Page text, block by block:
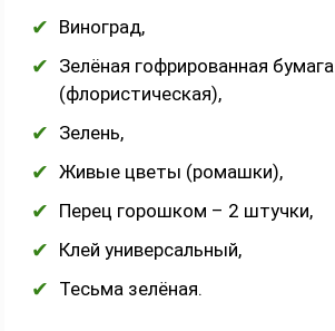
Виноград,
Зелёная гофрированная бумага
(флористическая),
Зелень,
Живые цветы (ромашки),
Перец горошком – 2 штучки,
Клей универсальный,
Тесьма зелёная.